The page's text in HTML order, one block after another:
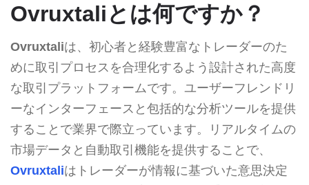
Ovruxtaliとは何ですか？
Ovruxtaliは、初心者と経験豊富なトレーダーのた
めに取引プロセスを合理化するよう設計された高度
な取引プラットフォームです。ユーザーフレンドリ
ーなインターフェースと包括的な分析ツールを提供
することで業界で際立っています。リアルタイムの
市場データと自動取引機能を提供することで、
Ovruxtaliはトレーダーが情報に基づいた意思決定